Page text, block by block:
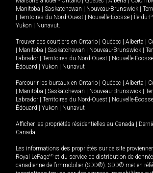
Manitoba
Saskatchewan Nouveau-Brunswick
Territoires du Nord-Ouest Nouvelle-Écosse Île-du-
Yukon
Nunavut.
Trouver des courtiers en Ontario Québec Alberta
Manitoba Saskatchewan Nouveau-Brunswick
Labrador
Territoires du Nord-Ouest Nouvelle-Écosse
Édouard
Yukon Nunavut
Parcourir les bureaux en Ontario Québec Alberta
Manitoba Saskatchewan Nouveau-Brunswick
Labrador
Territoires du Nord-Ouest Nouvelle-Écosse
Édouard
Yukon Nunavut
Afficher les propriétés résidentielles au Canada
Canada
Les informations des propriétés sur ce site
Royal LePageMD et du service de distribution de
canadienne de l’immobilier (SDD®). SDD® met en